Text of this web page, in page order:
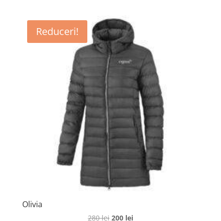
Reduceri!
Olivia
280lei Prețul
200 leiPrețul